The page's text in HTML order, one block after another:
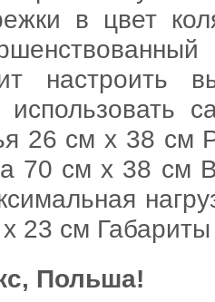
в цвет
настроить
26 см x 38 см
70 см x 38 см
23 см
Польша!